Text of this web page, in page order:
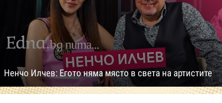
Ненчо Илчев: Егото няма място в света на артистите